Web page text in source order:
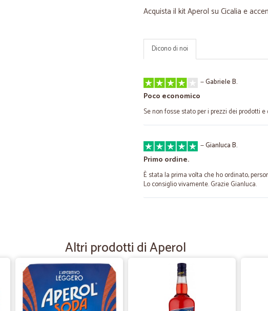
Acquista il kit Aperol su Cicalia e
Dicono di noi
—Gabriele B.
Poco economico
Se non fosse stato per i prezzi dei prodotti
—Gianluca B.
Primo ordine.
È stata la prima volta che ho ordinato,
Lo consiglio vivamente. Grazie Gianluca.
tempi spedizione brevi, merce conforme
tutto bene servizio veloce e…
Altri prodotti di Aperol